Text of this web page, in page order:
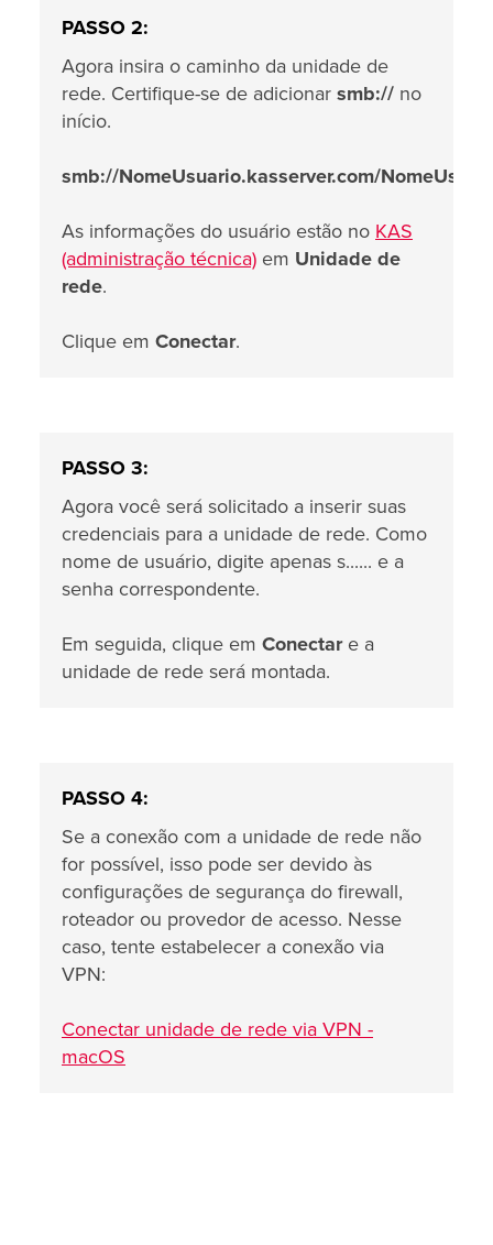
PASSO 2:
Agora insira o caminho da unidade de
rede. Certifique-se de adicionar smb:// no
início.
smb://NomeUsuario.kasserver.com/
As informações do usuário estão no KAS
(administração técnica) em Unidade de
rede.
Clique em Conectar.
PASSO 3:
Agora você será solicitado a inserir suas
credenciais para a unidade de rede. Como
nome de usuário, digite apenas s...... e a
senha correspondente.
Em seguida, clique em Conectare a
unidade de rede será montada.
PASSO 4:
Se a conexão com a unidade de rede não
for possível, isso pode ser devido às
configurações de segurança do firewall,
roteador ou provedor de acesso. Nesse
caso, tente estabelecer a conexão via
VPN:
Conectar unidade de rede via VPN -
macOS